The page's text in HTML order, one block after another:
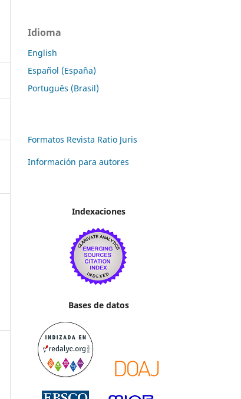
Idioma
English
Español (España)
Português (Brasil)
Formatos Revista Ratio Juris
Información para autores
Indexaciones
Bases de datos